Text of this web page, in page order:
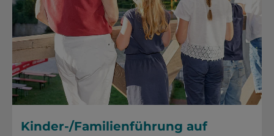
Kinder-/Familienführung auf